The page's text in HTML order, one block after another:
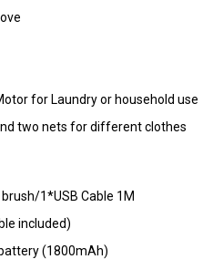
for Laundry or household use
two nets for different clothes
1*USB Cable 1M
included)
(1800mAh)